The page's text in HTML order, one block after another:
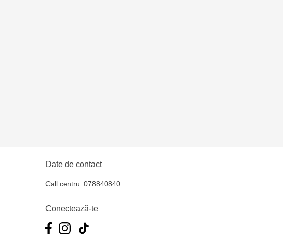
Jucarenia Ciocana - bd.Mircea cel
Bătrân, 39
Multistore Telecentru - str. N.
Testemițanu
Date de contact
Call centru: 078840840
Conectează-te